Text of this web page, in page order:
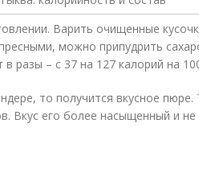
Варить очищенные
можно припудрить
разы – с 37 на 127 калорий на
то получится вкусное
Вкус его более насыщенный и